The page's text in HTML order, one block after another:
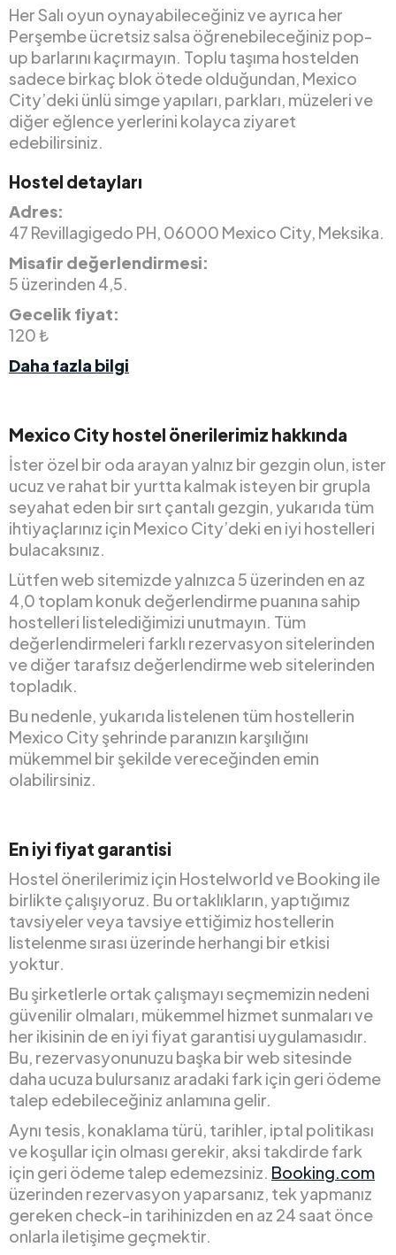
Her Salı oyun oynayabileceğiniz ve ayrıca her
Perşembe ücretsiz salsa öğrenebileceğiniz pop-
up barlarını kaçırmayın. Toplu taşıma hostelden
sadece birkaç blok ötede olduğundan, Mexico
City’deki ünlü simge yapıları, parkları, müzeleri ve
diğer eğlence yerlerini kolayca ziyaret
edebilirsiniz.
Hostel detayları
Adres:
47 Revillagigedo PH, 06000 Mexico City, Meksika.
Misafir değerlendirmesi:
5 üzerinden 4,5.
Gecelik fiyat:
120 ₺
Daha fazla bilgi
Mexico City hostel önerilerimiz hakkında
İster özel bir oda arayan yalnız bir gezgin olun, ister
ucuz ve rahat bir yurtta kalmak isteyen bir grupla
seyahat eden bir sırt çantalı gezgin, yukarıda tüm
ihtiyaçlarınız için Mexico City’deki en iyi hostelleri
bulacaksınız.
Lütfen web sitemizde yalnızca 5 üzerinden en az
4,0 toplam konuk değerlendirme puanına sahip
hostelleri listelediğimizi unutmayın. Tüm
değerlendirmeleri farklı rezervasyon sitelerinden
ve diğer tarafsız değerlendirme web sitelerinden
topladık.
Bu nedenle, yukarıda listelenen tüm hostellerin
Mexico City şehrinde paranızın karşılığını
mükemmel bir şekilde vereceğinden emin
olabilirsiniz.
En iyi fiyat garantisi
Hostel önerilerimiz için Hostelworld ve Booking ile
birlikte çalışıyoruz. Bu ortaklıkların, yaptığımız
tavsiyeler veya tavsiye ettiğimiz hostellerin
listelenme sırası üzerinde herhangi bir etkisi
yoktur.
Bu şirketlerle ortak çalışmayı seçmemizin nedeni
güvenilir olmaları, mükemmel hizmet sunmaları ve
her ikisinin de en iyi fiyat garantisi uygulamasıdır.
Bu, rezervasyonunuzu başka bir web sitesinde
daha ucuza bulursanız aradaki fark için geri ödeme
talep edebileceğiniz anlamına gelir.
Aynı tesis, konaklama türü, tarihler, iptal politikası
ve koşullar için olması gerekir, aksi takdirde fark
için geri ödeme talep edemezsiniz. Booking.com
üzerinden rezervasyon yaparsanız, tek yapmanız
gereken check-in tarihinizden en az 24 saat önce
onlarla iletişime geçmektir.